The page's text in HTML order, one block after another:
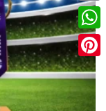
a
c
e
b
E
m
a
i
W
hP